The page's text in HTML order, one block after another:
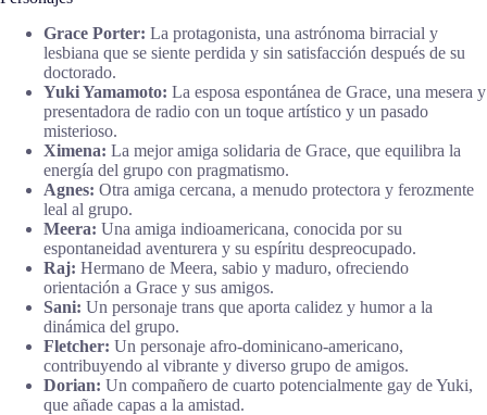
Grace Porter: La protagonista, una astrónoma birracial y
lesbiana que se siente perdida y sin satisfacción después de su
doctorado.
Yuki Yamamoto: La esposa espontánea de Grace, una mesera y
presentadora de radio con un toque artístico y un pasado
misterioso.
Ximena: La mejor amiga solidaria de Grace, que equilibra la
energía del grupo con pragmatismo.
Agnes: Otra amiga cercana, a menudo protectora y ferozmente
leal al grupo.
Meera: Una amiga indioamericana, conocida por su
espontaneidad aventurera y su espíritu despreocupado.
Raj: Hermano de Meera, sabio y maduro, ofreciendo
orientación a Grace y sus amigos.
Sani: Un personaje trans que aporta calidez y humor a la
dinámica del grupo.
Fletcher: Un personaje afro-dominicano-americano,
contribuyendo al vibrante y diverso grupo de amigos.
Dorian: Un compañero de cuarto potencialmente gay de Yuki,
que añade capas a la amistad.